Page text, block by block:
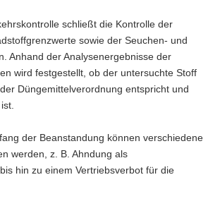
schließt die Kontrolle der
sowie der Seuchen- und
Anhand der Analysenergebnisse der
wird festgestellt, ob der untersuchte Stoff
Düngemittelverordnung entspricht und
der Beanstandung können verschiedene
werden, z. B. Ahndung als
hin zu einem Vertriebsverbot für die